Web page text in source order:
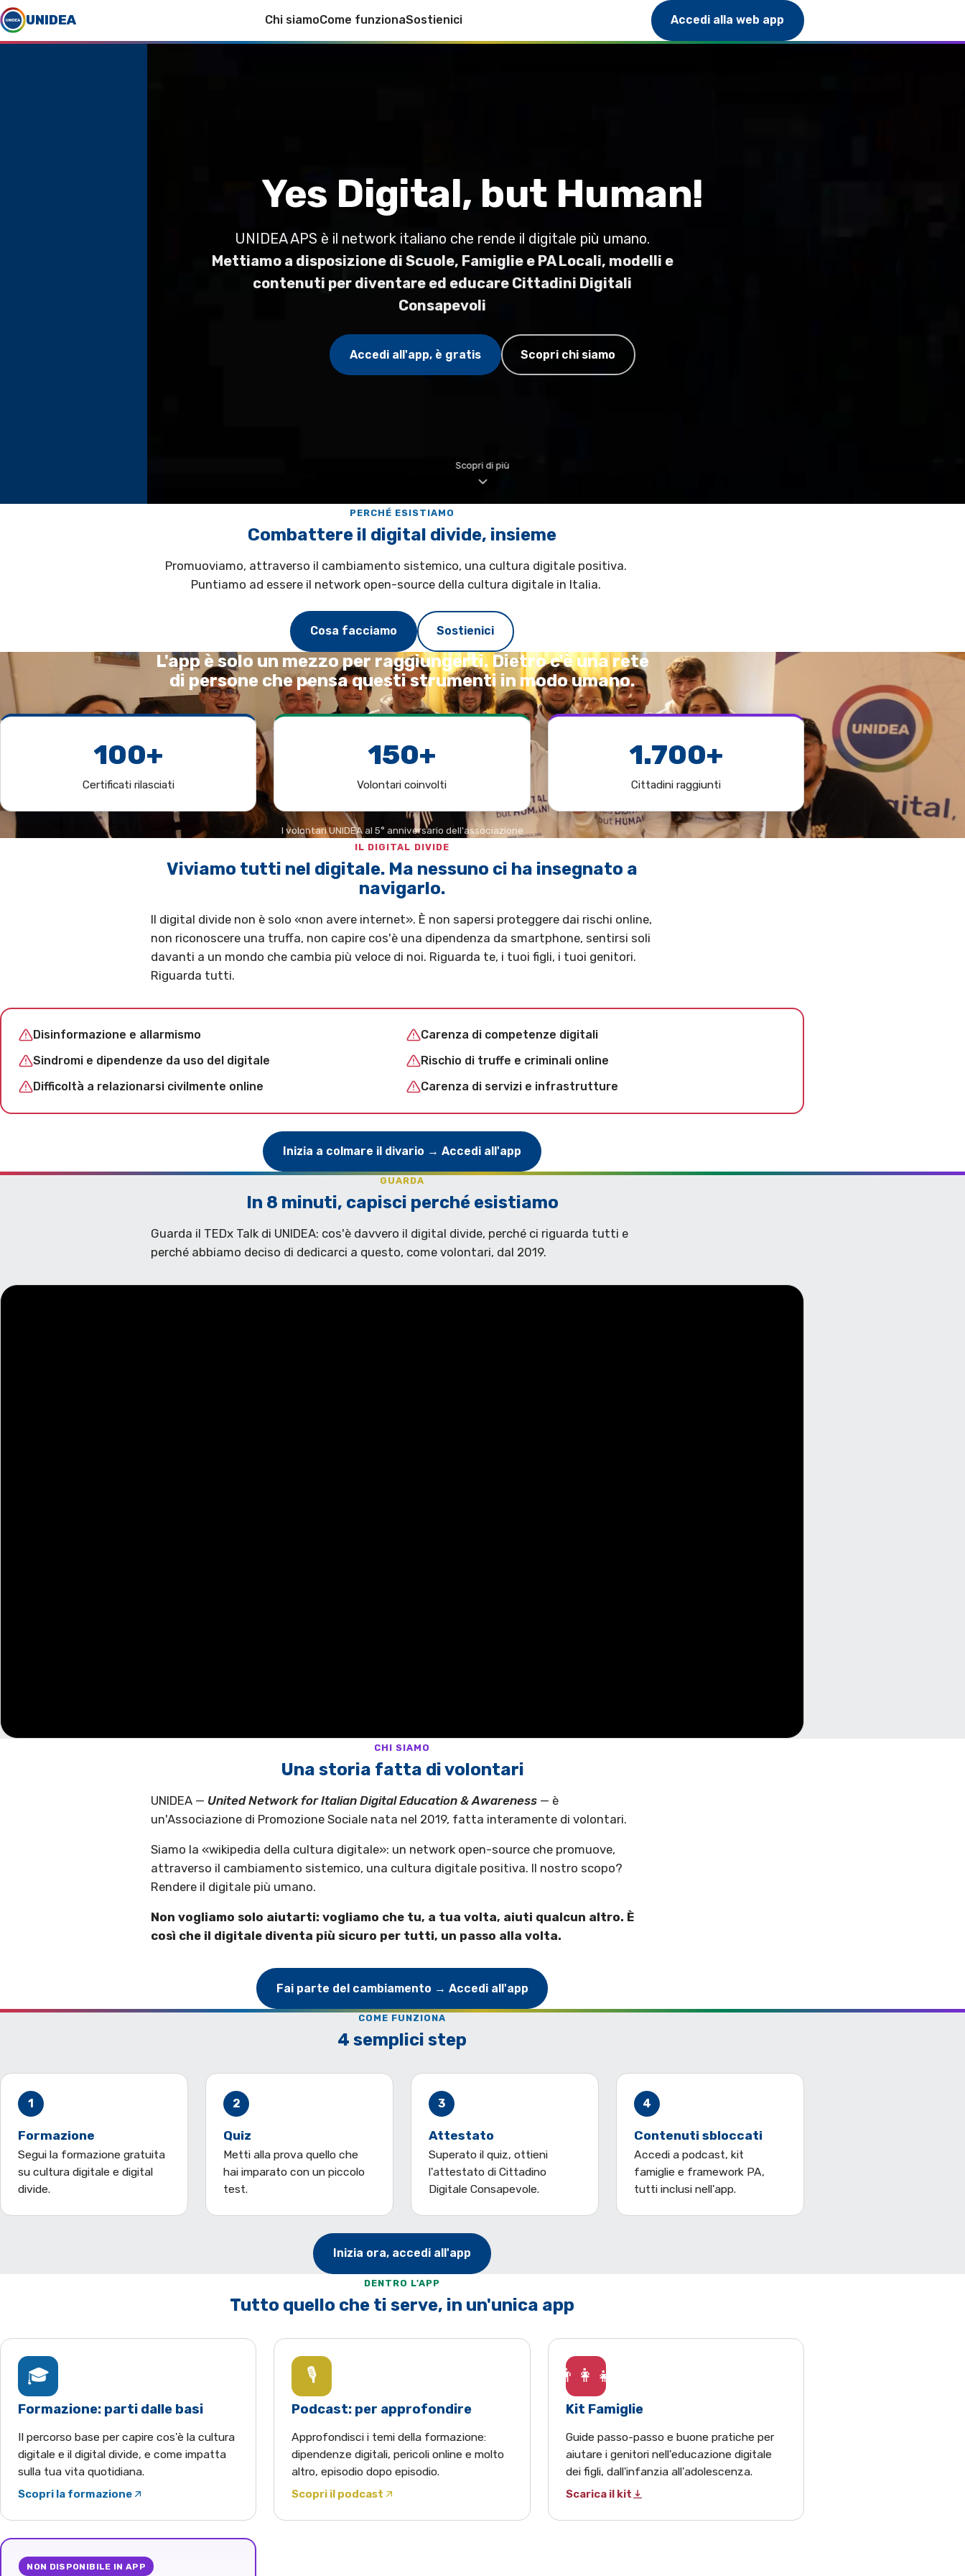
UNIDEA Chi siamoCome funzionaSostienici Accedi alla web app
Yes Digital, but Human!
UNIDEA APS è il network italiano che rende il digitale più umano.
Mettiamo a disposizione di Scuole, Famiglie e PA Locali, modelli e
contenuti per diventare ed educare Cittadini Digitali
Consapevoli
Accedi all'app, è gratis Scopri chi siamo
Scopri di più
PERCHÉ ESISTIAMO
Combattere il digital divide, insieme
Promuoviamo, attraverso il cambiamento sistemico, una cultura digitale positiva.
Puntiamo ad essere il network open-source della cultura digitale in Italia.
Cosa facciamo Sostienici
L'app è solo un mezzo per raggiungerti. Dietro c'è una rete
di persone che pensa questi strumenti in modo umano.
100+
Certificati rilasciati
150+
Volontari coinvolti
1.700+
Cittadini raggiunti
I volontari UNIDEA al 5° anniversario dell'associazione
IL DIGITAL DIVIDE
Viviamo tutti nel digitale. Ma nessuno ci ha insegnato a
navigarlo.
Il digital divide non è solo «non avere internet». È non sapersi proteggere dai rischi online,
non riconoscere una truffa, non capire cos'è una dipendenza da smartphone, sentirsi soli
davanti a un mondo che cambia più veloce di noi. Riguarda te, i tuoi figli, i tuoi genitori.
Riguarda tutti.
Disinformazione e allarmismo
Carenza di competenze digitali
Sindromi e dipendenze da uso del digitale
Rischio di truffe e criminali online
Difficoltà a relazionarsi civilmente online
Carenza di servizi e infrastrutture
Inizia a colmare il divario → Accedi all'app
GUARDA
In 8 minuti, capisci perché esistiamo
Guarda il TEDx Talk di UNIDEA: cos'è davvero il digital divide, perché ci riguarda tutti e
perché abbiamo deciso di dedicarci a questo, come volontari, dal 2019.
CHI SIAMO
Una storia fatta di volontari
UNIDEA — United Network for Italian Digital Education & Awareness — è
un'Associazione di Promozione Sociale nata nel 2019, fatta interamente di volontari.
Siamo la «wikipedia della cultura digitale»: un network open-source che promuove,
attraverso il cambiamento sistemico, una cultura digitale positiva. Il nostro scopo?
Rendere il digitale più umano.
Non vogliamo solo aiutarti: vogliamo che tu, a tua volta, aiuti qualcun altro. È
così che il digitale diventa più sicuro per tutti, un passo alla volta.
Fai parte del cambiamento → Accedi all'app
COME FUNZIONA
4 semplici step
1
Formazione
Segui la formazione gratuita
su cultura digitale e digital
divide.
2
Quiz
Metti alla prova quello che
hai imparato con un piccolo
test.
3
Attestato
Superato il quiz, ottieni
l'attestato di Cittadino
Digitale Consapevole.
4
Contenuti sbloccati
Accedi a podcast, kit
famiglie e framework PA,
tutti inclusi nell'app.
Inizia ora, accedi all'app
DENTRO L'APP
Tutto quello che ti serve, in un'unica app
🎓
Formazione: parti dalle basi
Il percorso base per capire cos'è la cultura
digitale e il digital divide, e come impatta
sulla tua vita quotidiana.
Scopri la formazione
(apre YouTube in una nuova scheda)
🎙️
Podcast: per approfondire
Approfondisci i temi della formazione:
dipendenze digitali, pericoli online e molto
altro, episodio dopo episodio.
Scopri il podcast
(apre Spotify in una nuova scheda)
👨‍👩‍👧
Kit Famiglie
Guide passo-passo e buone pratiche per
aiutare i genitori nell'educazione digitale
dei figli, dall'infanzia all'adolescenza.
Scarica il kit
NON DISPONIBILE IN APP